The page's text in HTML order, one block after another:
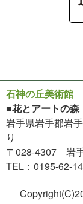
石神の丘美術館
■花とアートの
岩手県岩手郡岩
り
〒028-4307 岩
TEL：0195-62-